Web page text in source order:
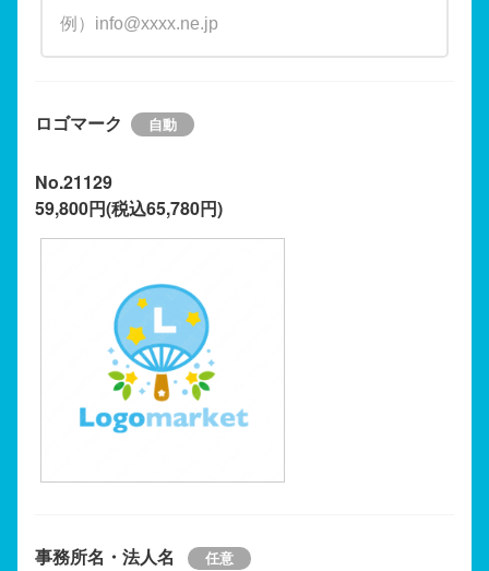
ロゴマーク
No.21129
59,800円(税込65,780円)
事務所名・法人名